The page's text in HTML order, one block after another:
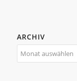
ARCHIV